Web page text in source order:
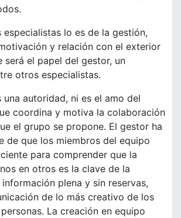
especialistas lo es de la gestión,
y relación con el exterior
será el papel del gestor, un
otros especialistas.
una autoridad, ni es el amo del
coordina y motiva la colaboración
el grupo se propone. El gestor ha
de que los miembros del equipo
para comprender que la
en otros es la clave de la
plena y sin reservas,
de lo más creativo de los
La creación en equipo